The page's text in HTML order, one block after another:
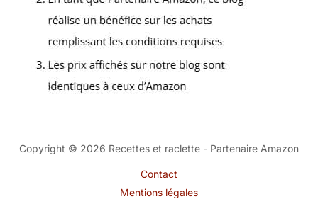
Copyright © 2026 Recettes et raclette - Partenaire Amazon
Contact
Mentions légales